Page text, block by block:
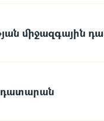
միջազգային
դատարան